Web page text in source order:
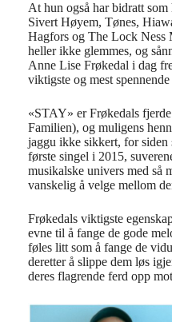
At hun også har bidratt
Sivert Høyem, Tønes,
Hagfors og The Lock Ness
heller ikke glemmes, og
Anne Lise Frøkedal i dag
viktigste og mest spennende
«STAY» er Frøkedals
Familien), og muligens
jaggu ikke sikkert, for siden
første singel i 2015,
musikalske univers med så
vanskelig å velge mellom
Frøkedals viktigste
evne til å fange de gode
føles litt som å fange de
deretter å slippe dem løs
deres flagrende ferd opp